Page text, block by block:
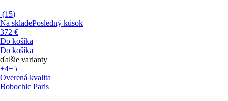
(15)
Na skladePosledný kúsok
372 €
Do košíka
Do košíka
ďalšie varianty
+4+5
Overená kvalita
Bobochic Paris